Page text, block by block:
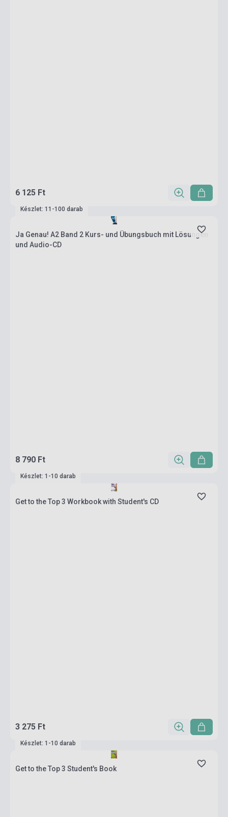
6 125 Ft
Készlet: 11-100 darab
Ja Genau! A2 Band 2 Kurs- und Übungsbuch mit Lösungen
und Audio-CD
8 790 Ft
Készlet: 1-10 darab
Get to the Top 3 Workbook with Student's CD
3 275 Ft
Készlet: 1-10 darab
Get to the Top 3 Student's Book